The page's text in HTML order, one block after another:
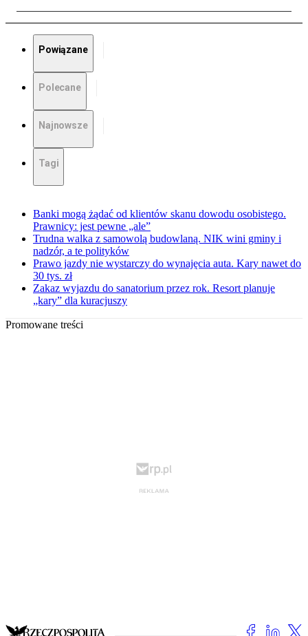
Powiązane
Polecane
Najnowsze
Tagi
Banki mogą żądać od klientów skanu dowodu osobistego.
Prawnicy: jest pewne „ale”
Trudna walka z samowolą budowlaną. NIK wini gminy i
nadzór, a te polityków
Prawo jazdy nie wystarczy do wynajęcia auta. Kary nawet do
30 tys. zł
Zakaz wyjazdu do sanatorium przez rok. Resort planuje
„kary” dla kuracjuszy
Promowane treści